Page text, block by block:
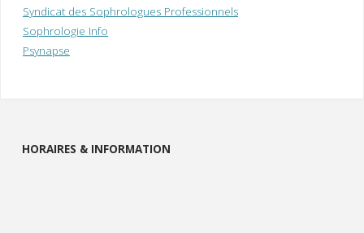
Syndicat des Sophrologues Professionnels
Sophrologie Info
Psynapse
HORAIRES & INFORMATION